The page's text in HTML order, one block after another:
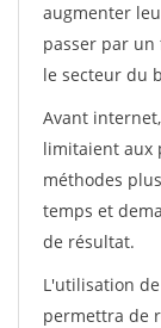
augmenter
passer par
le secteur du
Avant
limitaient aux
méthodes
temps et
de résultat.
L'utilisation
permettra de